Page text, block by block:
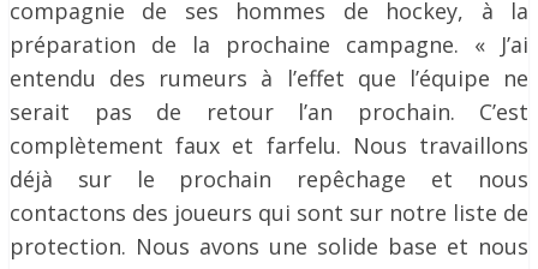
compagnie de ses hommes de hockey, à la
préparation de la prochaine campagne. « J’ai
entendu des rumeurs à l’effet que l’équipe ne
serait pas de retour l’an prochain. C’est
complètement faux et farfelu. Nous travaillons
déjà sur le prochain repêchage et nous
contactons des joueurs qui sont sur notre liste de
protection. Nous avons une solide base et nous